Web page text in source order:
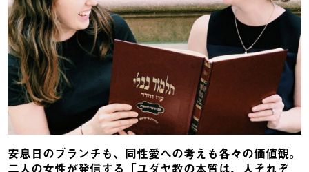
安息日のブランチも、同性愛への考えも各々の価値観。